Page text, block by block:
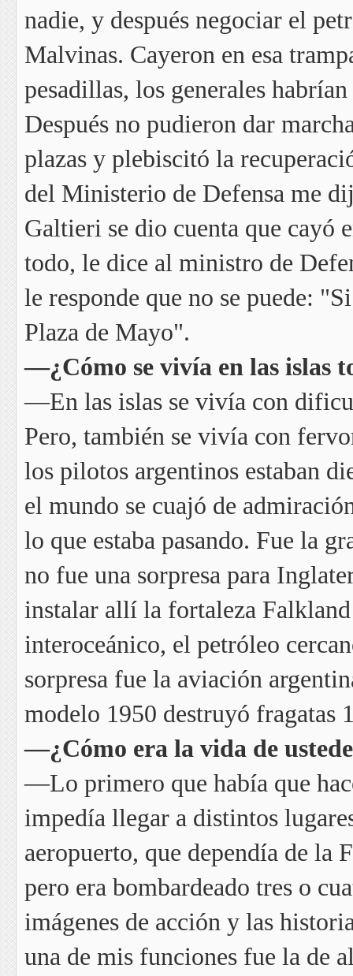
nadie, y después negociar el
Malvinas. Cayeron en esa
pesadillas, los generales
Después no pudieron dar
plazas y plebiscitó la
del Ministerio de Defensa me
Galtieri se dio cuenta que cayó
todo, le dice al ministro de
le responde que no se puede:
Plaza de Mayo".
—¿Cómo se vivía en las islas
—En las islas se vivía con
Pero, también se vivía con
los pilotos argentinos estaban
el mundo se cuajó de
lo que estaba pasando. Fue la
no fue una sorpresa para
instalar allí la fortaleza
interoceánico, el petróleo
sorpresa fue la aviación
modelo 1950 destruyó fragatas
—¿Cómo era la vida de
—Lo primero que había que
impedía llegar a distintos
aeropuerto, que dependía de la
pero era bombardeado tres o
imágenes de acción y las
una de mis funciones fue la de